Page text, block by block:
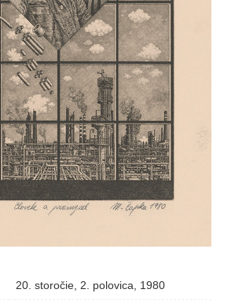
20. storočie, 2. polovica, 1980